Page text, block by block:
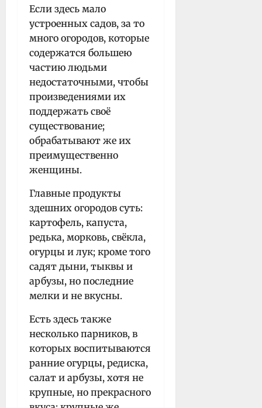
Если здесь мало
устроенных садов, за то
много огородов, которые
содержатся большею
частию людьми
недостаточными, чтобы
произведениями их
поддержать своё
существование;
обрабатывают же их
преимущественно
женщины.
Главные продукты
здешних огородов суть:
картофель, капуста,
редька, морковь, свёкла,
огурцы и лук; кроме того
садят дыни, тыквы и
арбузы, но последние
мелки и не вкусны.
Есть здесь также
несколько парников, в
которых воспитываются
ранние огурцы, редиска,
салат и арбузы, хотя не
крупные, но прекрасного